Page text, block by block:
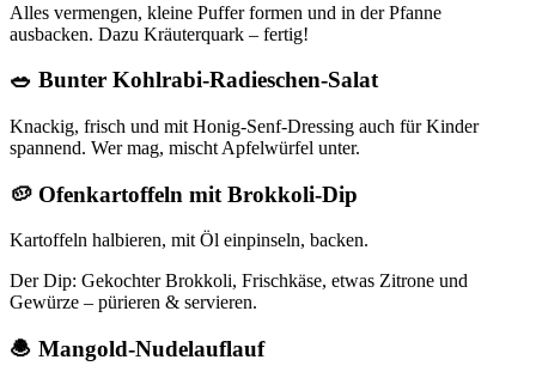
Alles vermengen, kleine Puffer formen und in der Pfanne
ausbacken. Dazu Kräuterquark – fertig!
🥗 Bunter Kohlrabi-Radieschen-Salat
Knackig, frisch und mit Honig-Senf-Dressing auch für Kinder
spannend. Wer mag, mischt Apfelwürfel unter.
🥔 Ofenkartoffeln mit Brokkoli-Dip
Kartoffeln halbieren, mit Öl einpinseln, backen.
Der Dip: Gekochter Brokkoli, Frischkäse, etwas Zitrone und
Gewürze – pürieren & servieren.
🧆 Mangold-Nudelauflauf